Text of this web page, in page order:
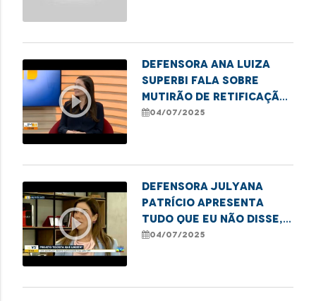
play_circle_outline
Defensora Ana Luiza
Superbi fala sobre
mutirão de retificação
de nome e sexo em
04/07/2025
play_circle_outline
Defensora Julyana
Patrício apresenta
Tudo Que Eu Não Disse,
livro do projeto
04/07/2025